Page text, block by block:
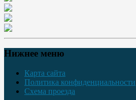
Нижнее меню
Карта сайта
Политика конфиденциальности
Схема проезда